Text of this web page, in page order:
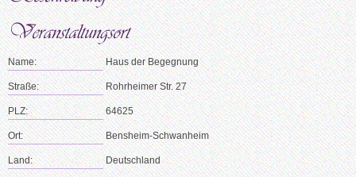
Name: Haus der Begegnung
Straße: Rohrheimer Str. 27
PLZ: 64625
Ort: Bensheim-Schwanheim
Land: Deutschland